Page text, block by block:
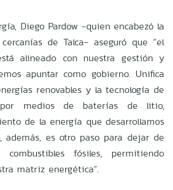
Diego Pardow -quien encabezó la
de Talca- aseguró que “el
alineado con nuestra gestión y
apuntar como gobierno. Unifica
renovables y la tecnología de
por medios de baterías de litio,
de la energía que desarrollamos
además, es otro paso para dejar de
fósiles, permitiendo
matriz energética”.